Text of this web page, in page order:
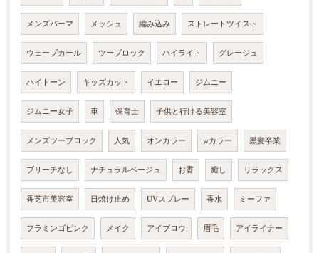
メンズパーマ メッシュ 編み込み ストレートツイスト
ウェーブカール ツーブロック ハイライト グレージュ
ハイトーン キッズカット イエロー ジムニー
ジムニー女子 車 保育士 子供と行ける美容室
メンズツーブロック 人気 オンカラー wカラー 黒髪卒業
ブリーチなし ナチュラルベージュ お香 癒し リラックス
香芝市美容室 日焼け止め UVスプレー 香水 ミーファ
フラミンゴピンク メイク アイブロウ 眉毛 アイライナー